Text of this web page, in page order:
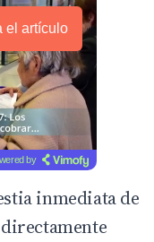
el artículo
by
inmediata de